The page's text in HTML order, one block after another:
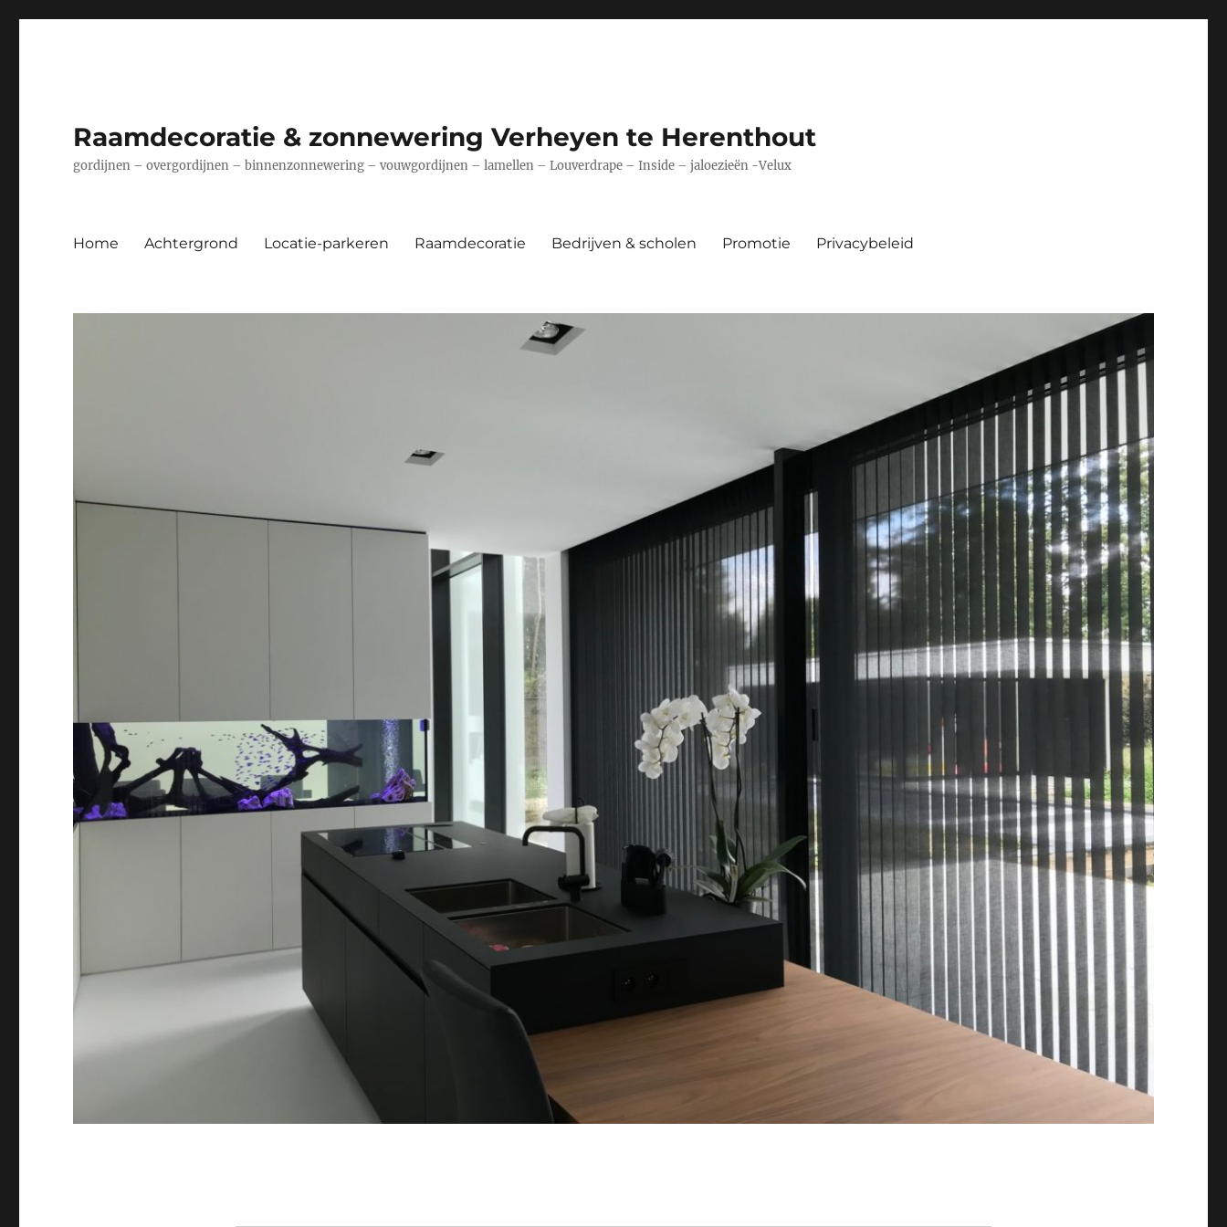
Raamdecoratie & zonnewering Verheyen te Herenthout
gordijnen – overgordijnen – binnenzonnewering – vouwgordijnen – lamellen – Louverdrape – Inside – jaloezieën -Velux
Home Achtergrond Locatie-parkeren Raamdecoratie Bedrijven & scholen Promotie Privacybeleid